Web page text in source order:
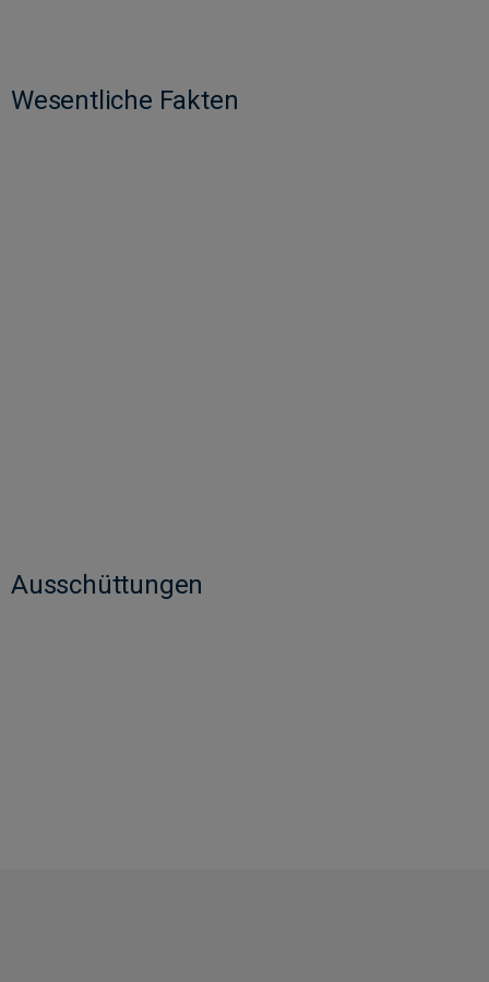
Wesentliche Fakten
Ausschüttungen